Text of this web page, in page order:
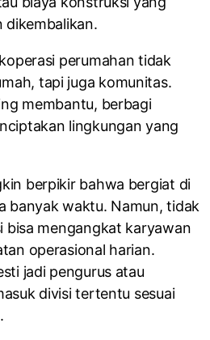
dikembalikan.
perumahan tidak
tapi juga komunitas.
membantu, berbagi
lingkungan yang
berpikir bahwa bergiat di
banyak waktu. Namun, tidak
bisa mengangkat karyawan
operasional harian.
jadi pengurus atau
divisi tertentu sesuai